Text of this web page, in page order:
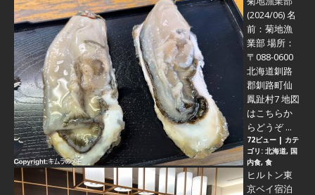
(2024/06)名
前：菊地漁
業部 場所：
〒088-0600
北海道釧路
郡釧路町仙
鳳趾村7 地図
はこちらか
らどうぞ ...
72ビュー | カテ
ゴリ: 北海道, 国
内食, 食
ヒルトン東
京ベイ宿泊